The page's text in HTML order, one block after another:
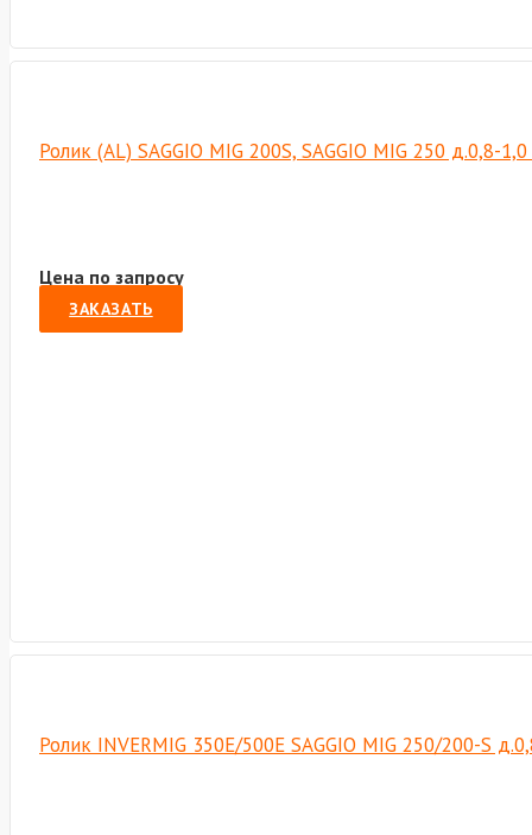
Ролик (AL) SAGGIO MIG 200S, SAGGIO MIG 250 д.0,8-
Цена по запросу
ЗАКАЗАТЬ
Ролик INVERMIG 350E/500E SAGGIO MIG 250/200-S